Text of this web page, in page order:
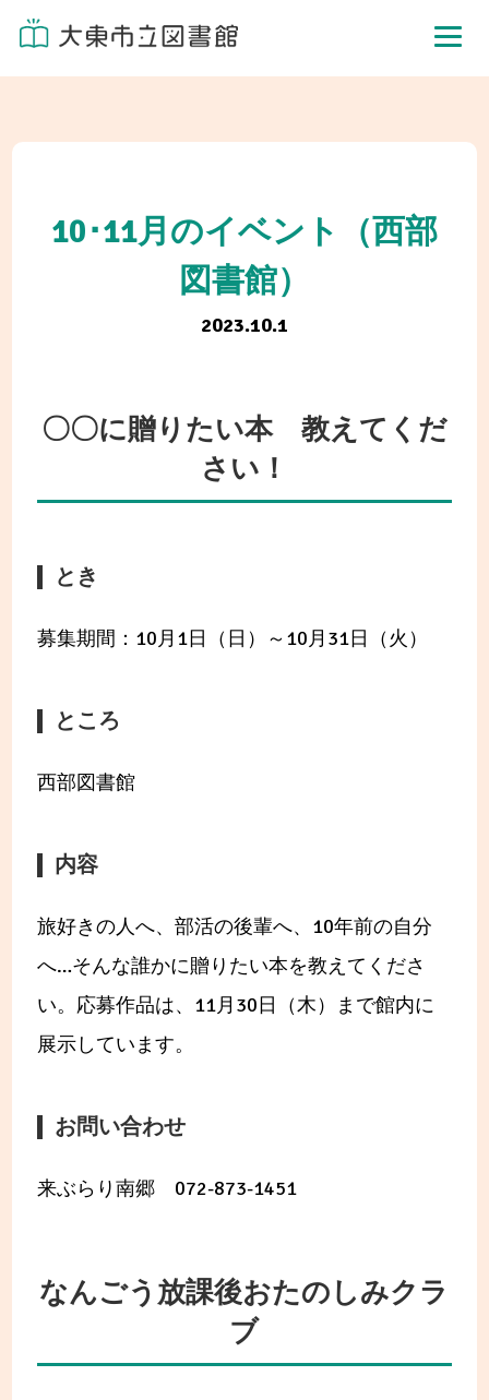
10･11月のイベント（西部
図書館）
2023.10.1
〇〇に贈りたい本 教えてくだ
さい！
とき
募集期間：10月1日（日）～10月31日（火）
ところ
西部図書館
内容
旅好きの人へ、部活の後輩へ、10年前の自分
へ…そんな誰かに贈りたい本を教えてくださ
い。応募作品は、11月30日（木）まで館内に
展示しています。
お問い合わせ
来ぶらり南郷 072-873-1451
なんごう放課後おたのしみクラ
ブ